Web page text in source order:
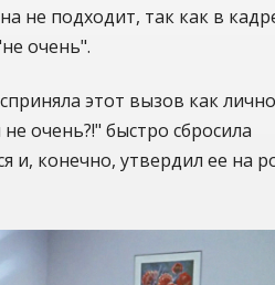
не подходит, так как в
очень".
этот вызов как
очень?!" быстро сбросила
и, конечно, утвердил ее на